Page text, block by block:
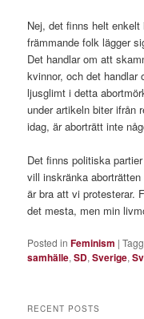
Nej, det finns helt
främmande folk lägger
Det handlar om att
kvinnor, och det
ljusglimt i detta
under artikeln biter ifrån
idag, är aborträtt inte
Det finns politiska
vill inskränka
är bra att vi protesterar.
det mesta, men min
Posted in Feminism |
samhälle,SD,Sverige,
RECENT POSTS